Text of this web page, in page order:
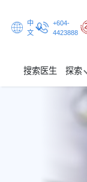
中
文
+604-
4423888
搜索医生 探索